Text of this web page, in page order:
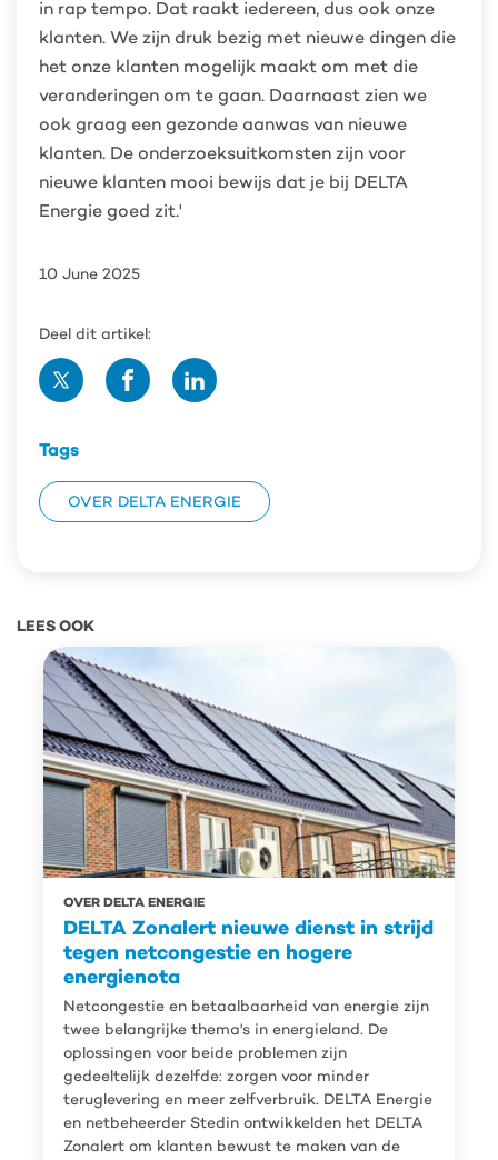
in rap tempo. Dat raakt iedereen, dus ook onze
klanten. We zijn druk bezig met nieuwe dingen die
het onze klanten mogelijk maakt om met die
veranderingen om te gaan. Daarnaast zien we
ook graag een gezonde aanwas van nieuwe
klanten. De onderzoeksuitkomsten zijn voor
nieuwe klanten mooi bewijs dat je bij DELTA
Energie goed zit.'
10 June 2025
Deel dit artikel:
Deel
op
Deel
op
Deel
op
Tags
OVER DELTA ENERGIE
LEES OOK
OVER DELTA ENERGIE
DELTA Zonalert nieuwe dienst in strijd
tegen netcongestie en hogere
energienota
Netcongestie en betaalbaarheid van energie zijn
twee belangrijke thema's in energieland. De
oplossingen voor beide problemen zijn
gedeeltelijk dezelfde: zorgen voor minder
teruglevering en meer zelfverbruik. DELTA Energie
en netbeheerder Stedin ontwikkelden het DELTA
Zonalert om klanten bewust te maken van de